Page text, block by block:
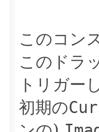
このコン
このドラ
トリガー
初期の